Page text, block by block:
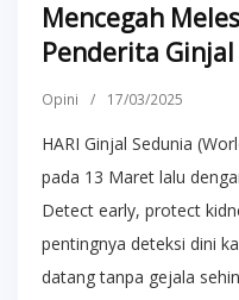
Mencegah
Penderita
Opini / 17/03/2025
HARI Ginjal Sedunia
pada 13 Maret lalu
Detect early, protect
pentingnya deteksi dini
datang tanpa gejala